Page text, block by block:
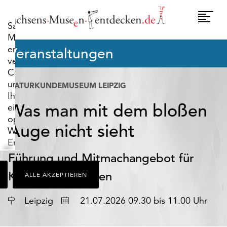
Sachsens-
Museen-
entdecken.de
verwendet
Cookies,
um
Ihnen
ein
optimales
Webseiten-
Erlebnis
zu
bieten.
Dazu
zählen
Cookies,
für
ALLE AKZEPTIEREN
Veranstaltungen
NATURKUNDEMUSEUM LEIPZIG
Was man mit dem bloßen
Auge nicht sieht
Führung und Mitmachangebot für
Kinder ab 7 Jahren
Leipzig Datum21.07.2026 09.30 bis 11.00 Uhr